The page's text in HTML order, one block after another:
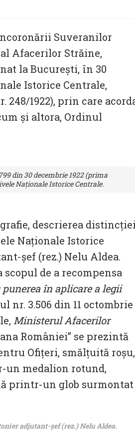
Suveranilor
Afacerilor Străine,
la București, în 30
Istorice Centrale,
248/1922), prin care
și altora, Ordinul
din 30 decembrie 1922 (prima
Naționale Istorice Centrale.
descrierea
Naționale Istorice
șef (rez.) Nelu Aldea.
scopul de a recompensa
în aplicare a legii
nr. 3.506 din 11 octombrie
Ministerul Afacerilor
României” se prezintă
Ofițeri, smălțuită roșu,
un medalion rotund,
printr-un glob surmontat
adjutant-șef (rez.) Nelu Aldea.